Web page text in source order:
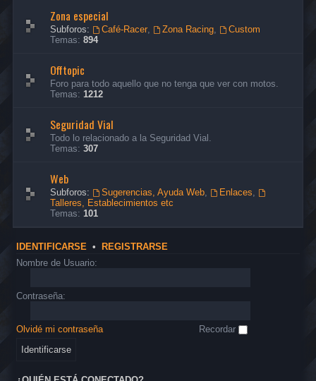
Zona especial
Subforos: Café-Racer, Zona Racing,
Custom
Temas: 894
Offtopic
Foro para todo aquello que no tenga que ver con motos.
Temas: 1212
Seguridad Vial
Todo lo relacionado a la Seguridad Vial.
Temas: 307
Web
Subforos: Sugerencias, Ayuda Web, Enlaces,
Talleres, Establecimientos etc
Temas: 101
IDENTIFICARSE • REGISTRARSE
Nombre de Usuario:
Contraseña:
Olvidé mi contraseña Recordar